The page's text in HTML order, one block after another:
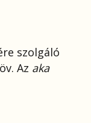
szolgáló
Az aka